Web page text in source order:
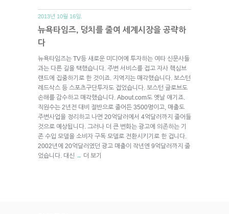
2013년 10월 16일.
뉴욕타임즈, 덩치를 줄여 세계시장을 공략하
다
뉴욕타임즈는 TV등 새로운 미디어에 투자하는 여타 신문사들
과는 다른 길을 택했습니다. 주변 서비스를 접고 자사 핵심브
랜드에 집중하기로 한 것이죠. 지역지는 매각했습니다. 보스턴
레드삭스 등 스포츠구단투자도 접었습니다. 보스턴 글로브도
손해를 감수하고 매각했습니다. About.com도 옛날 얘기죠.
직원수는 2년전 대비 절반으로 줄어든 3500명이고, 매출도
주변사업을 정리하고 나면 20억달러에서 4억달러까지 줄어들
것으로 예상됩니다. 그러나 더 큰 변화는 광고에 의존하는 기
존 수입 모델을 소비자 구독 모델로 전환시키기로 한 겁니다.
2002년에 20억달러였던 광고 매출이 작년엔 9억달러까지 줄
었습니다. 대신 → 더 보기